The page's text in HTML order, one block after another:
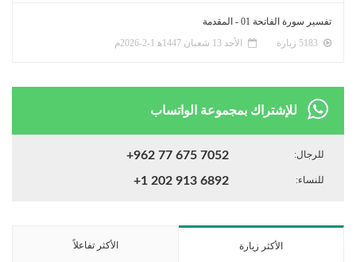
تفسير سورة الفاتحة 01 - المقدمة
الأحد 13 شعبان 1447ﻫ 1-2-2026م
للإشتراك بمجموعة الواتساب
للرجال: +962 77 675 7052
للنساء: +1 202 913 6892
الأكثر زيارة الأكثر تفاعلاً